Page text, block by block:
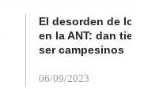
El desorden de
en la ANT: dan
ser campesinos
06/09/2023